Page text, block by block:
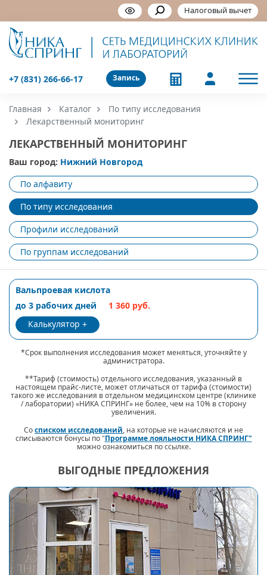
Налоговый вычет
Запись
+7 (831) 266-66-17
Главная Каталог
По типу исследования
Лекарственный мониторинг
ЛЕКАРСТВЕННЫЙ МОНИТОРИНГ
Ваш город: Нижний Новгород
По алфавиту
По типу исследования
Профили исследований
По группам исследований
Вальпроевая кислота
до 3 рабочих дней
1 360 руб.
Калькулятор
*Срок выполнения исследования может меняться, уточняйте у
администратора.
**Тариф (стоимость) отдельного исследования, указанный в
настоящем прайс-листе, может отличаться от тарифа (стоимости)
такого же исследования в отдельном медицинском центре (клинике
/ лаборатории) «НИКА СПРИНГ» не более, чем на 10% в сторону
увеличения.
Сосписком исследований, на которые не начисляются и не
списываются бонусы по "Программе лояльности НИКА СПРИНГ"
можно ознакомиться по ссылке.
ВЫГОДНЫЕ ПРЕДЛОЖЕНИЯ